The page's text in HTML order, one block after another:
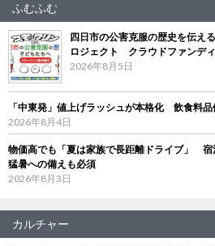
ふむふむ
四日市の公害克服の歴史を伝え
ロジェクト クラウドファンデ
2026年8月5日
「中東発」値上げラッシュが本格化 飲食料
2026年8月4日
物価高でも「夏は家族で長距離ドライブ」 宿
猛暑への備えも必須
2026年8月3日
カルチャー